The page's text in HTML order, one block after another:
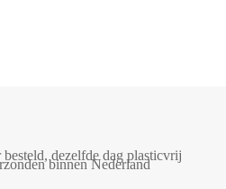
dezelfde dag plasticvrij
binnen Nederland